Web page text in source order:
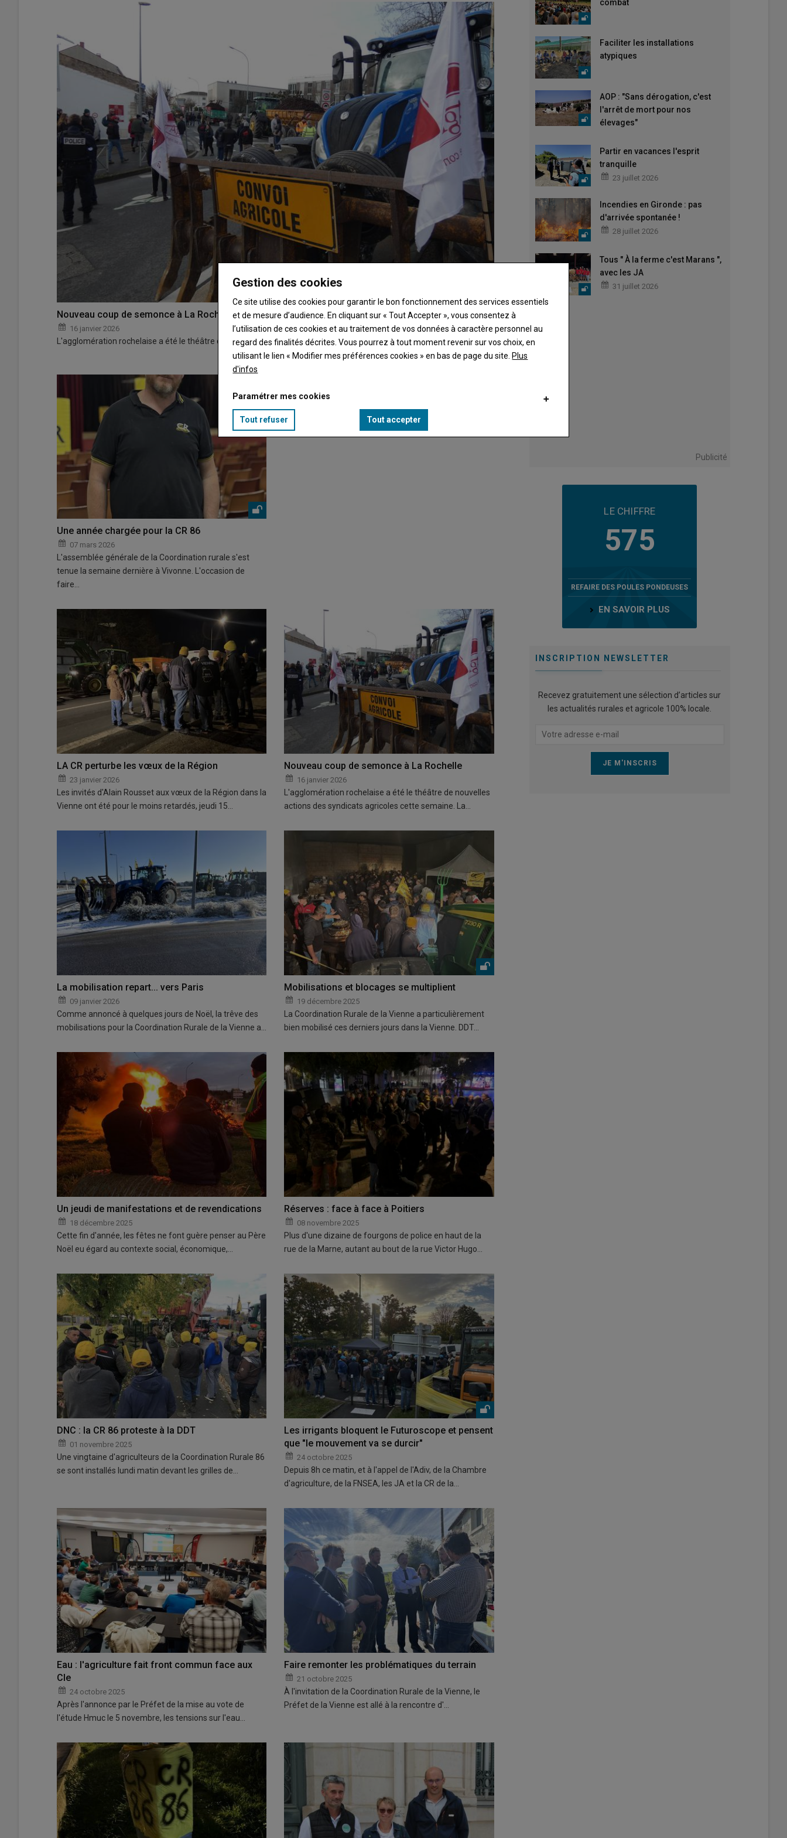
Nouveau coup de semonce à La Rochelle
16 janvier 2026
L'agglomération rochelaise a été le théâtre de nouvelles actions des syndicats agricoles cette semaine. La…
Une année chargée pour la CR 86
07 mars 2026
L'assemblée générale de la Coordination rurale s'est
tenue la semaine dernière à Vivonne. L'occasion de
faire…
13 février 2026
Réunis derrière les bannières de la Coordination Rurale
86, de la FNSEA 86, des Jeunes Agriculteurs de la…
LA CR perturbe les vœux de la Région
23 janvier 2026
Les invités d'Alain Rousset aux vœux de la Région dans la
Vienne ont été pour le moins retardés, jeudi 15…
Nouveau coup de semonce à La Rochelle
16 janvier 2026
L'agglomération rochelaise a été le théâtre de nouvelles
actions des syndicats agricoles cette semaine. La…
La mobilisation repart... vers Paris
09 janvier 2026
Comme annoncé à quelques jours de Noël, la trêve des
mobilisations pour la Coordination Rurale de la Vienne a…
Mobilisations et blocages se multiplient
19 décembre 2025
La Coordination Rurale de la Vienne a particulièrement
bien mobilisé ces derniers jours dans la Vienne. DDT…
Un jeudi de manifestations et de revendications
18 décembre 2025
Cette fin d'année, les fêtes ne font guère penser au Père
Noël eu égard au contexte social, économique,…
Réserves : face à face à Poitiers
08 novembre 2025
Plus d'une dizaine de fourgons de police en haut de la
rue de la Marne, autant au bout de la rue Victor Hugo…
DNC : la CR 86 proteste à la DDT
01 novembre 2025
Une vingtaine d'agriculteurs de la Coordination Rurale 86
se sont installés lundi matin devant les grilles de…
Les irrigants bloquent le Futuroscope et pensent
que "le mouvement va se durcir"
24 octobre 2025
Depuis 8h ce matin, et à l'appel de l'Adiv, de la Chambre
d'agriculture, de la FNSEA, les JA et la CR de la…
Eau : l'agriculture fait front commun face aux
Cle
24 octobre 2025
Après l'annonce par le Préfet de la mise au vote de
l'étude Hmuc le 5 novembre, les tensions sur l'eau…
Faire remonter les problématiques du terrain
21 octobre 2025
À l'invitation de la Coordination Rurale de la Vienne, le
Préfet de la Vienne est allé à la rencontre d'…
combat
Faciliter les installations
atypiques
AOP : "Sans dérogation, c'est
l'arrêt de mort pour nos
élevages"
Partir en vacances l'esprit
tranquille
23 juillet 2026
Incendies en Gironde : pas
d'arrivée spontanée !
28 juillet 2026
Tous " À la ferme c'est Marans ",
avec les JA
31 juillet 2026
Publicité
LE CHIFFRE
575
REFAIRE DES POULES PONDEUSES
EN SAVOIR PLUS
INSCRIPTION NEWSLETTER
Recevez gratuitement une sélection d’articles sur
les actualités rurales et agricole 100% locale.
Gestion des cookies
Ce site utilise des cookies pour garantir le bon fonctionnement des services essentiels
et de mesure d’audience. En cliquant sur « Tout Accepter », vous consentez à
l’utilisation de ces cookies et au traitement de vos données à caractère personnel au
regard des finalités décrites. Vous pourrez à tout moment revenir sur vos choix, en
utilisant le lien « Modifier mes préférences cookies » en bas de page du site. Plus
d'infos
Paramétrer mes cookies
Tout refuser Tout accepter